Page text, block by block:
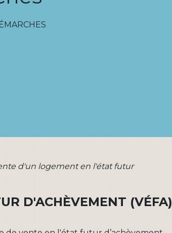
d'un logement en l'état futur
D'ACHÈVEMENT (VÉFA)